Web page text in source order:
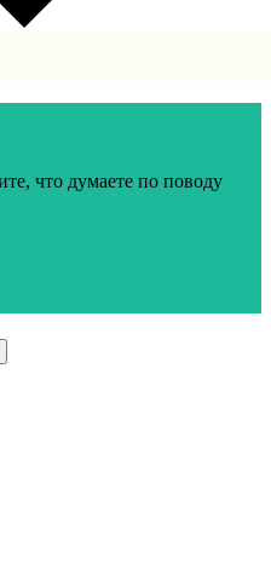
что думаете по поводу